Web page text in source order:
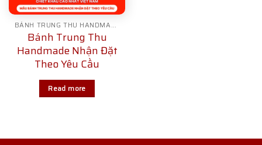
BÁNH TRUNG THU HANDMADE
Bánh Trung Thu
Handmade Nhận Đặt
Theo Yêu Cầu
Read more